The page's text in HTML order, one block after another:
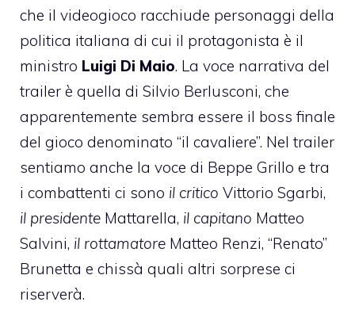
che il videogioco racchiude personaggi della
politica italiana di cui il protagonista è il
ministro Luigi Di Maio. La voce narrativa del
trailer è quella di Silvio Berlusconi, che
apparentemente sembra essere il boss finale
del gioco denominato “il cavaliere”. Nel trailer
sentiamo anche la voce di Beppe Grillo e tra
i combattenti ci sono il critico Vittorio Sgarbi,
il presidente Mattarella, il capitano Matteo
Salvini, il rottamatore Matteo Renzi, “Renato”
Brunetta e chissà quali altri sorprese ci
riserverà.